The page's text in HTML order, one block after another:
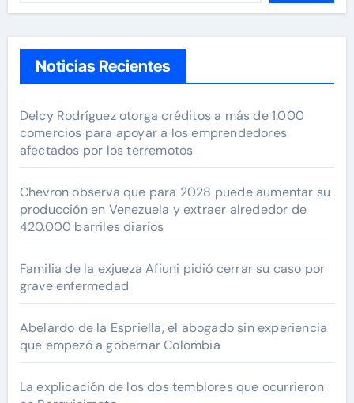
Noticias Recientes
Delcy Rodríguez otorga créditos a más de 1.000
comercios para apoyar a los emprendedores
afectados por los terremotos
Chevron observa que para 2028 puede aumentar su
producción en Venezuela y extraer alrededor de
420.000 barriles diarios
Familia de la exjueza Afiuni pidió cerrar su caso por
grave enfermedad
Abelardo de la Espriella, el abogado sin experiencia
que empezó a gobernar Colombia
La explicación de los dos temblores que ocurrieron